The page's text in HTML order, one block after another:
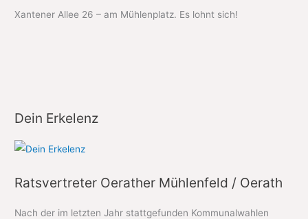
Xantener Allee 26 – am Mühlenplatz. Es lohnt sich!
Dein Erkelenz
Ratsvertreter Oerather Mühlenfeld / Oerath
Nach der im letzten Jahr stattgefunden Kommunalwahlen